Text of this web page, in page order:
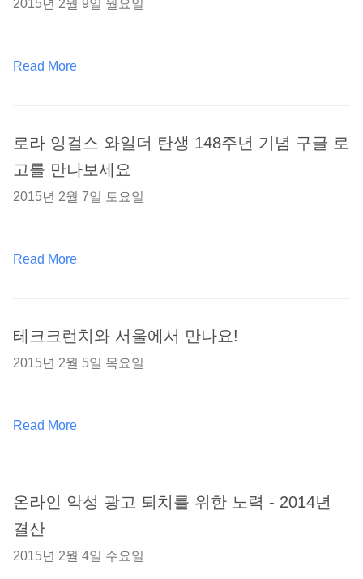
2015년 2월 9일 월요일
Read More
로라 잉걸스 와일더 탄생 148주년 기념 구글 로
고를 만나보세요
2015년 2월 7일 토요일
Read More
테크크런치와 서울에서 만나요!
2015년 2월 5일 목요일
Read More
온라인 악성 광고 퇴치를 위한 노력 - 2014년
결산
2015년 2월 4일 수요일